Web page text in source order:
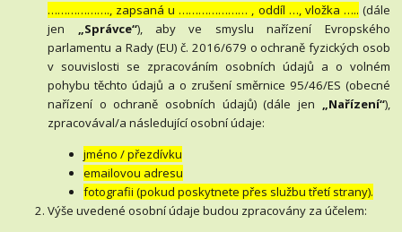
………………., zapsaná u ………………… , oddíl …, vložka ….. (dále
jen „Správce“), aby ve smyslu nařízení Evropského
parlamentu a Rady (EU) č. 2016/679 o ochraně fyzických osob
v souvislosti se zpracováním osobních údajů a o volném
pohybu těchto údajů a o zrušení směrnice 95/46/ES (obecné
nařízení o ochraně osobních údajů) (dále jen „Nařízení“),
zpracovával/a následující osobní údaje:
jméno / přezdívku
emailovou adresu
fotografii (pokud poskytnete přes službu třetí strany).
Výše uvedené osobní údaje budou zpracovány za účelem: